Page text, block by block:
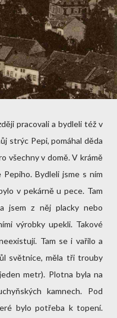
pracovali a bydleli též v
strýc Pepi, pomáhal děda
všechny v domě. V krámě
Bydleli jsme s ním
v pekárně u pece. Tam
jsem z něj placky nebo
výrobky upekli. Takové
Tam se i vařilo a
světnice, měla tři trouby
metr). Plotna byla na
kamnech. Pod
bylo potřeba k topení.